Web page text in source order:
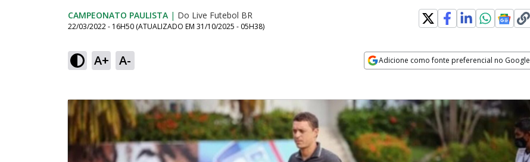
CAMPEONATO PAULISTA | Do Live Futebol BR
22/03/2022 - 16H50 (ATUALIZADO EM 31/10/2025 - 05H38)
A+ A- Adicione como fonte preferencial no Google